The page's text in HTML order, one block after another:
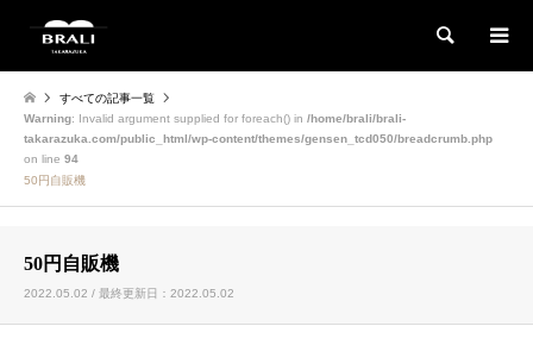
検索
すべての記事一覧
Warning: Invalid argument supplied for foreach() in /home/brali/brali-
takarazuka.com/public_html/wp-content/themes/gensen_tcd050/breadcrumb.php
on line 94
50円自販機
50円自販機
2022.05.02 / 最終更新日：2022.05.02